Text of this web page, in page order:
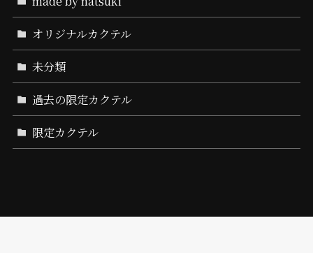
オリジナルカクテル
未分類
過去の限定カクテル
限定カクテル